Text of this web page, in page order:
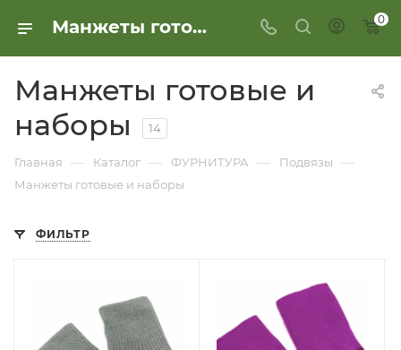
Манжеты готовые и наборы 0
Манжеты готовые и
наборы
14
Главная — Каталог — ФУРНИТУРА — Подвязы —
Манжеты готовые и наборы
ФИЛЬТР